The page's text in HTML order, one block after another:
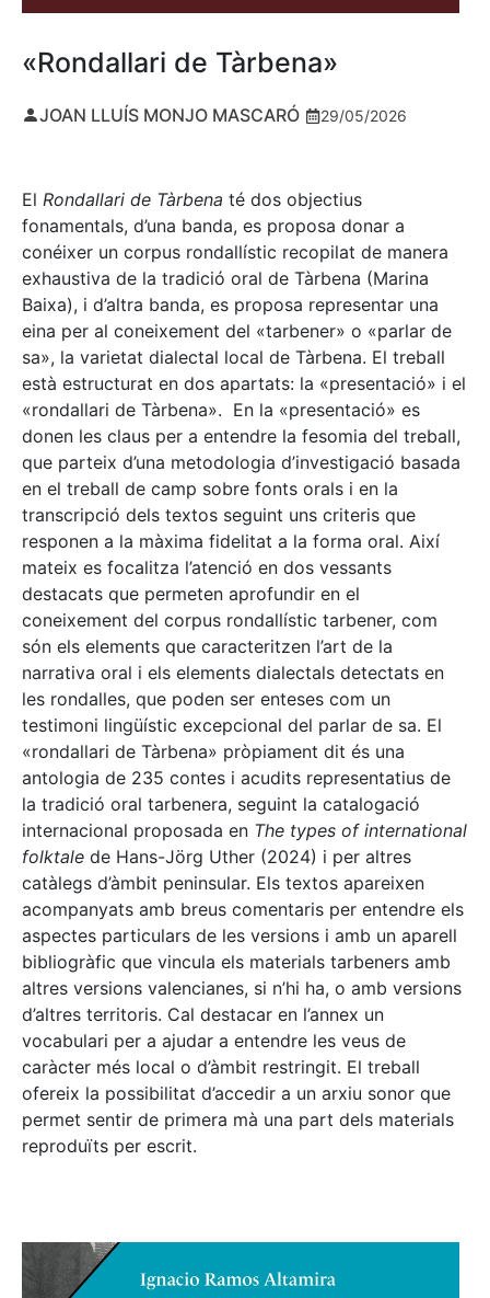
«Rondallari de Tàrbena»
JOAN LLUÍS MONJO MASCARÓ 29/05/2026
El Rondallari de Tàrbena té dos objectius
fonamentals, d’una banda, es proposa donar a
conéixer un corpus rondallístic recopilat de manera
exhaustiva de la tradició oral de Tàrbena (Marina
Baixa), i d’altra banda, es proposa representar una
eina per al coneixement del «tarbener» o «parlar de
sa», la varietat dialectal local de Tàrbena. El treball
està estructurat en dos apartats: la «presentació» i el
«rondallari de Tàrbena». En la «presentació» es
donen les claus per a entendre la fesomia del treball,
que parteix d’una metodologia d’investigació basada
en el treball de camp sobre fonts orals i en la
transcripció dels textos seguint uns criteris que
responen a la màxima fidelitat a la forma oral. Així
mateix es focalitza l’atenció en dos vessants
destacats que permeten aprofundir en el
coneixement del corpus rondallístic tarbener, com
són els elements que caracteritzen l’art de la
narrativa oral i els elements dialectals detectats en
les rondalles, que poden ser enteses com un
testimoni lingüístic excepcional del parlar de sa. El
«rondallari de Tàrbena» pròpiament dit és una
antologia de 235 contes i acudits representatius de
la tradició oral tarbenera, seguint la catalogació
internacional proposada en The types of international
folktale de Hans-Jörg Uther (2024) i per altres
catàlegs d’àmbit peninsular. Els textos apareixen
acompanyats amb breus comentaris per entendre els
aspectes particulars de les versions i amb un aparell
bibliogràfic que vincula els materials tarbeners amb
altres versions valencianes, si n’hi ha, o amb versions
d’altres territoris. Cal destacar en l’annex un
vocabulari per a ajudar a entendre les veus de
caràcter més local o d’àmbit restringit. El treball
ofereix la possibilitat d’accedir a un arxiu sonor que
permet sentir de primera mà una part dels materials
reproduïts per escrit.